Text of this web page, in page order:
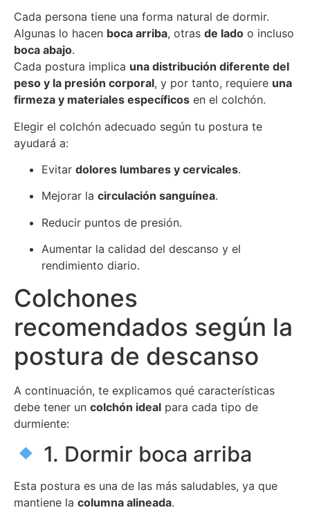
Cada persona tiene una forma natural de dormir.
Algunas lo hacen boca arriba, otras de lado o incluso
boca abajo.
Cada postura implica una distribución diferente del
peso y la presión corporal, y por tanto, requiere una
firmeza y materiales específicos en el colchón.
Elegir el colchón adecuado según tu postura te
ayudará a:
Evitar dolores lumbares y cervicales.
Mejorar la circulación sanguínea.
Reducir puntos de presión.
Aumentar la calidad del descanso y el
rendimiento diario.
Colchones
recomendados según la
postura de descanso
A continuación, te explicamos qué características
debe tener un colchón ideal para cada tipo de
durmiente:
1. Dormir boca arriba
Esta postura es una de las más saludables, ya que
mantiene la columna alineada.